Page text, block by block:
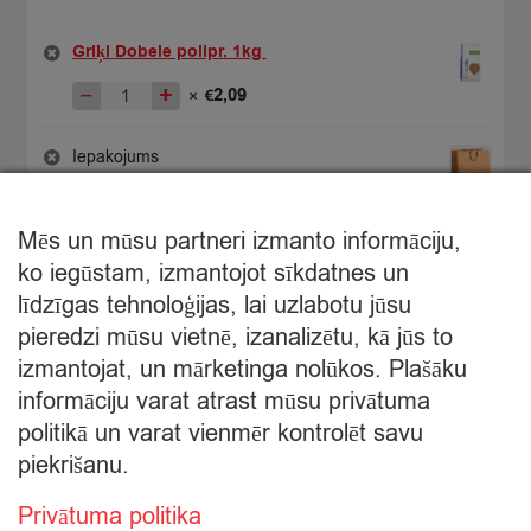
Griķi Dobele polipr. 1kg
−
polipr.
+ ×
Original
was:
€2,09
Current
is:
Iepakojums
quantity
Starpsumma: €2,39
Apskatīt grozu
Apmaksa
Mēs un mūsu partneri izmanto informāciju,
ko iegūstam, izmantojot sīkdatnes un
līdzīgas tehnoloģijas, lai uzlabotu jūsu
pieredzi mūsu vietnē, izanalizētu, kā jūs to
izmantojat, un mārketinga nolūkos. Plašāku
informāciju varat atrast mūsu privātuma
politikā un varat vienmēr kontrolēt savu
piekrišanu.
Privātuma politika